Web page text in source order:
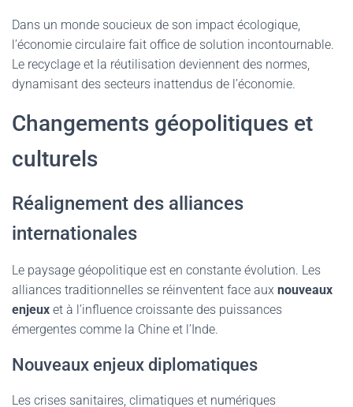
Dans un monde soucieux de son impact écologique,
l’économie circulaire fait office de solution incontournable.
Le recyclage et la réutilisation deviennent des normes,
dynamisant des secteurs inattendus de l’économie.
Changements géopolitiques et
culturels
Réalignement des alliances
internationales
Le paysage géopolitique est en constante évolution. Les
alliances traditionnelles se réinventent face aux nouveaux
enjeux et à l’influence croissante des puissances
émergentes comme la Chine et l’Inde.
Nouveaux enjeux diplomatiques
Les crises sanitaires, climatiques et numériques